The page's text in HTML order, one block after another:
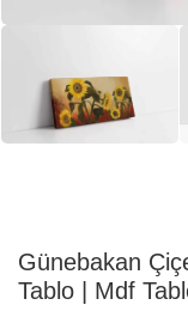
Günebakan
Tablo | Mdf